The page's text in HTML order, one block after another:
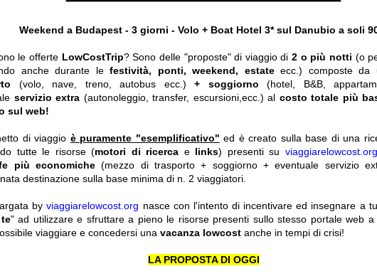
Weekend a Budapest - 3 giorni - Volo + Boat Hotel 3* sul Danubio a soli
le offerte LowCostTrip? Sono delle "proposte" di viaggio di2 o più notti (o
anche durante lefestività, ponti, weekend, estateecc.) composte da
(volo, nave, treno, autobus ecc.) + soggiorno (hotel, B&B,
servizio extra (autonoleggio, transfer, escursioni,ecc.) al costo totale più
sul web!
di viaggio è puramente "esemplificativo" ed è creato sulla base di una
tutte le risorse (motori di ricerca e links) presenti su viaggiarelowcost.org
più economiche(mezzo di trasporto + soggiorno + eventuale servizio
destinazione sulla base minima di n. 2 viaggiatori.
byviaggiarelowcost.org nasce con l'intento di incentivare ed insegnare a
" ad utilizzare e sfruttare a pieno le risorse presenti sullo stesso portale web a
viaggiare e concedersi una vacanza lowcost anche in tempi di crisi!
LA PROPOSTA DI OGGI